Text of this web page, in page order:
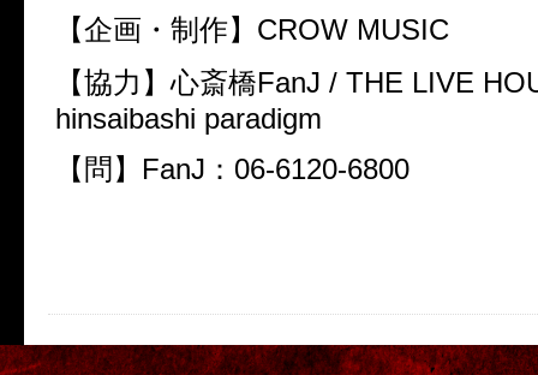
【企画・制作】CROW MUSIC
【協力】心斎橋FanJ / THE LIVE
hinsaibashi paradigm
【問】FanJ：06-6120-6800